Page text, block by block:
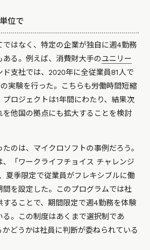
位で
ではなく、特定の企業が独自に週4勤務
ある。例えば、消費財大手のユニリー
ド支社では、2020年に全従業員81人で
実験を行った。こちらも労働時間短縮
プロジェクトは1年間にわたり、結果次
を他国の拠点にも拡大することを検討
のは、マイクロソフトの事例だろう。
、「ワークライフチョイス チャレンジ
夏季限定で従業員がフレキシブルに働
間を設定した。このプログラムでは社
することで、期間限定で週4勤務を体験
る。この制度はあくまで選択制であ
かどうかは社員に判断が委ねられている